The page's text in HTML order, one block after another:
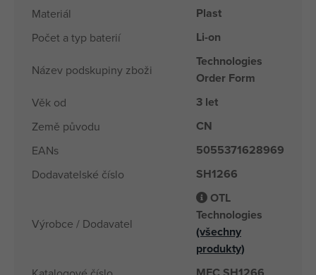
Materiál Plast
Počet a typ baterií Li-on
Název podskupiny zboži
Technologies
Order Form
Věk od 3 let
Země původu CN
EANs 5055371628969
Dodavatelské číslo SH1266
Výrobce / Dodavatel
OTL
Technologies
(všechny
produkty)